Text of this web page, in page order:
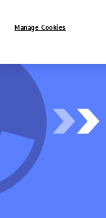
Manage Cookies